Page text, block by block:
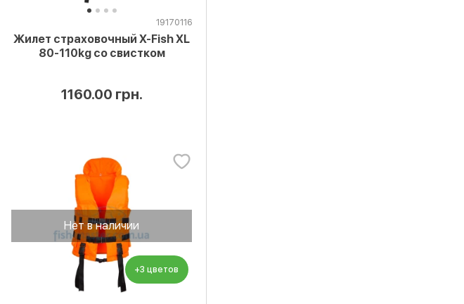
19170116
Жилет страховочный X-Fish XL
80-110kg со свистком
1160.00 грн.
Нет в наличии
+3 цветов